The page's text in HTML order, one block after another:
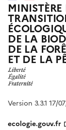
DE LA
DE LA
ET DE LA
Version 3.3.1 17/
ecologie.gouv.fr